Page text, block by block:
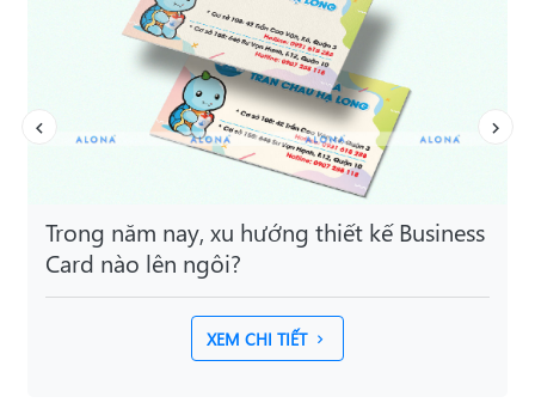
Trong năm nay, xu hướng thiết kế Business
Card nào lên ngôi?
XEM CHI TIẾT